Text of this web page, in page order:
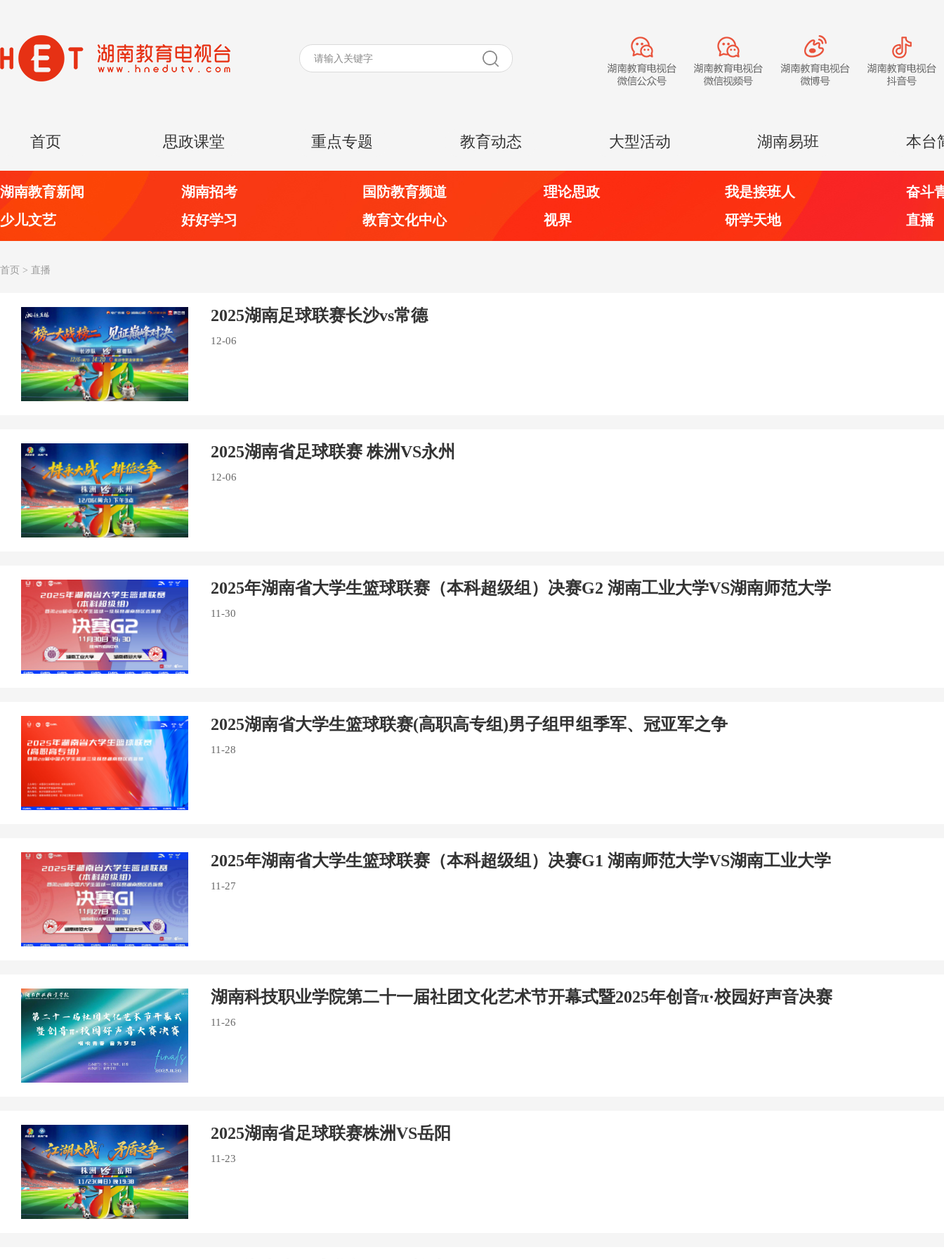
首页 思政课堂 重点专题 教育动态 大型活动 湖南易班 本台
湖南教育新闻 湖南招考 国防教育频道 理论思政 我是接班人
奋斗
少儿文艺
好好学习 教育文化中心 视界 研学天地 直播
首页 > 直播
2025湖南足球联赛长沙vs常德
12-06
2025湖南省足球联赛 株洲VS永州
12-06
2025年湖南省大学生篮球联赛（本科超级组）决赛G2 湖南工业大学VS湖南师范大学
11-30
2025湖南省大学生篮球联赛(高职高专组)男子组甲组季军、冠亚军之争
11-28
2025年湖南省大学生篮球联赛（本科超级组）决赛G1 湖南师范大学VS湖南工业大学
11-27
湖南科技职业学院第二十一届社团文化艺术节开幕式暨2025年创音π·校园好声音决赛
11-26
2025湖南省足球联赛株洲VS岳阳
11-23